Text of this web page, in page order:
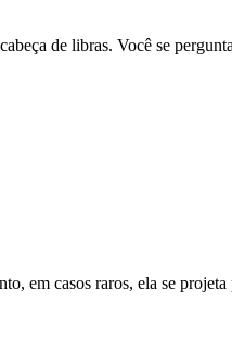
de libras. Você se
em casos raros, ela se